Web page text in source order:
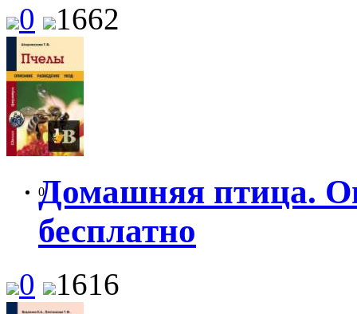
0 1662
0
Домашняя птица.
бесплатно
0 1616